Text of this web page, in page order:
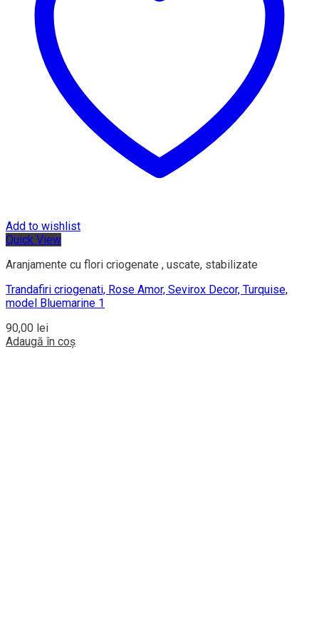
Add to wishlist
Quick View
Aranjamente cu flori criogenate , uscate, stabilizate
Trandafiri criogenati, Rose Amor, Sevirox Decor, Turquise,
model Bluemarine 1
90,00 lei
Adaugă în coș